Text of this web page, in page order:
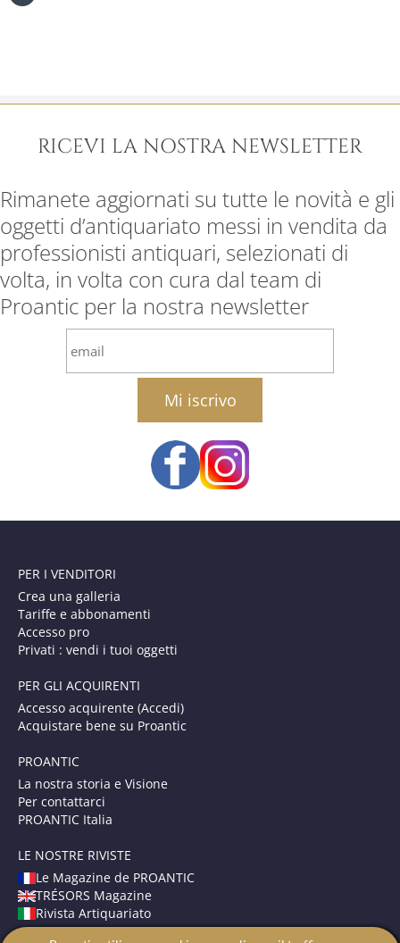
RICEVI LA NOSTRA NEWSLETTER
Rimanete aggiornati su tutte le novità e gli
oggetti d’antiquariato messi in vendita da
professionisti antiquari, selezionati di
volta, in volta con cura dal team di
Proantic per la nostra newsletter
email
PER I VENDITORI
Crea una galleria
Tariffe e abbonamenti
Accesso pro
Privati : vendi i tuoi oggetti
PER GLI ACQUIRENTI
Accesso acquirente (Accedi)
Acquistare bene su Proantic
PROANTIC
La nostra storia e Visione
Per contattarci
PROANTIC Italia
LE NOSTRE RIVISTE
Le Magazine de PROANTIC
TRÉSORS Magazine
Rivista Artiquariato